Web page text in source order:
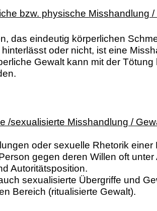
bzw. physische Misshandlung
das eindeutig körperlichen
oder nicht, ist eine
Gewalt kann mit der Tötung
/sexualisierte Misshandlung /
oder sexuelle Rhetorik einer
gegen deren Willen oft unter
Autoritätsposition.
sexualisierte Übergriffe und
Bereich (ritualisierte Gewalt).